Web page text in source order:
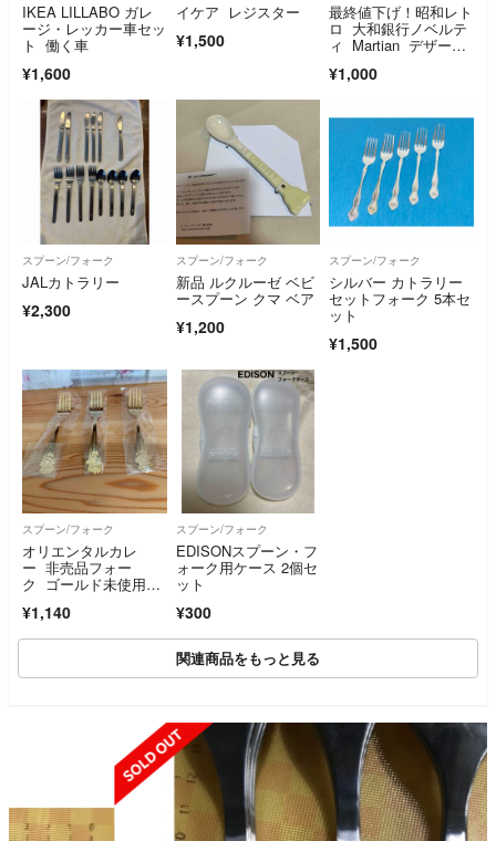
IKEA LILLABO ガレ
ージ・レッカー車セッ
ト 働く車
¥1,600
イケア レジスター
¥1,500
最終値下げ！昭和レト
ロ 大和銀行ノベルテ
ィ Martian デザート
¥1,000
スプーン/フォーク
JALカトラリー
¥2,300
スプーン/フォーク
新品 ルクルーゼ ベビ
ースプーン クマ ベア
¥1,200
スプーン/フォーク
シルバー カトラリー
セットフォーク 5本セ
ット
¥1,500
スプーン/フォーク
オリエンタルカレ
ー 非売品フォー
ク ゴールド未使用
¥1,140
スプーン/フォーク
EDISONスプーン・フ
ォーク用ケース 2個セ
ット
¥300
関連商品をもっと見る
SOLD OUT